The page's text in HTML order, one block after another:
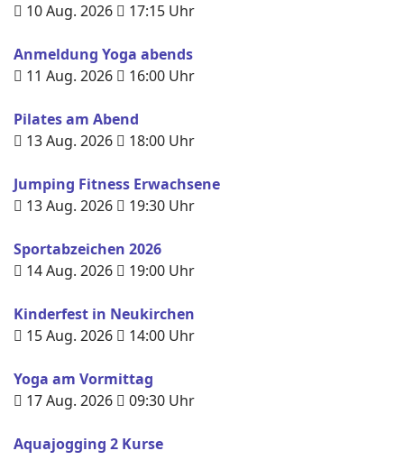
10 Aug. 2026
17:15 Uhr
Anmeldung Yoga abends
11 Aug. 2026
16:00 Uhr
Pilates am Abend
13 Aug. 2026
18:00 Uhr
Jumping Fitness Erwachsene
13 Aug. 2026
19:30 Uhr
Sportabzeichen 2026
14 Aug. 2026
19:00 Uhr
Kinderfest in Neukirchen
15 Aug. 2026
14:00 Uhr
Yoga am Vormittag
17 Aug. 2026
09:30 Uhr
Aquajogging 2 Kurse